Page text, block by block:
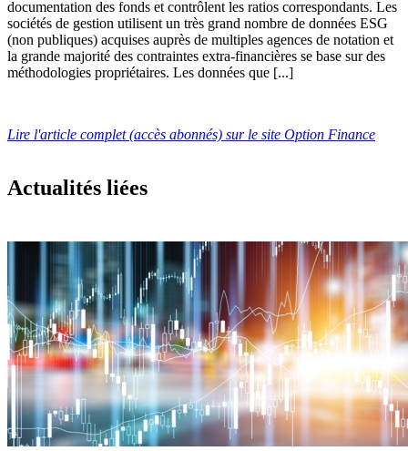
documentation des fonds et contrôlent les ratios correspondants. Les
sociétés de gestion utilisent un très grand nombre de données ESG
(non publiques) acquises auprès de multiples agences de notation et
la grande majorité des contraintes extra-financières se base sur des
méthodologies propriétaires. Les données que [...]
Lire l'article complet (accès abonnés) sur le site Option Finance
Actualités liées